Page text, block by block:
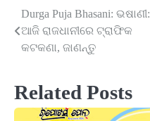
Post
navigation
Durga Puja Bhasani: ଭଷାଣୀ:
ଆଜି ରାଜଧାନୀରେ ଟ୍ରାଫିକ
କଟକଣା, ଜାଣନ୍ତୁ
Related Posts